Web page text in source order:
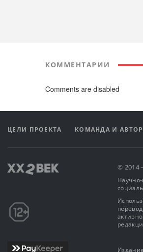
КОММЕНТАРИИ
Comments are disabled
ЦЕЛИ ПРОЕКТА КОМАНДА И
© 2014